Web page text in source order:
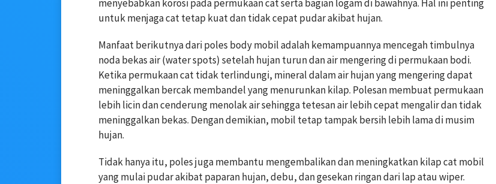
menyebabkan korosi pada permukaan cat serta bagian logam di bawahnya. Hal ini penting
untuk menjaga cat tetap kuat dan tidak cepat pudar akibat hujan.
Manfaat berikutnya dari poles body mobil adalah kemampuannya mencegah timbulnya
noda bekas air (water spots) setelah hujan turun dan air mengering di permukaan bodi.
Ketika permukaan cat tidak terlindungi, mineral dalam air hujan yang mengering dapat
meninggalkan bercak membandel yang menurunkan kilap. Polesan membuat permukaan
lebih licin dan cenderung menolak air sehingga tetesan air lebih cepat mengalir dan tidak
meninggalkan bekas. Dengan demikian, mobil tetap tampak bersih lebih lama di musim
hujan.
Tidak hanya itu, poles juga membantu mengembalikan dan meningkatkan kilap cat mobil
yang mulai pudar akibat paparan hujan, debu, dan gesekan ringan dari lap atau wiper.